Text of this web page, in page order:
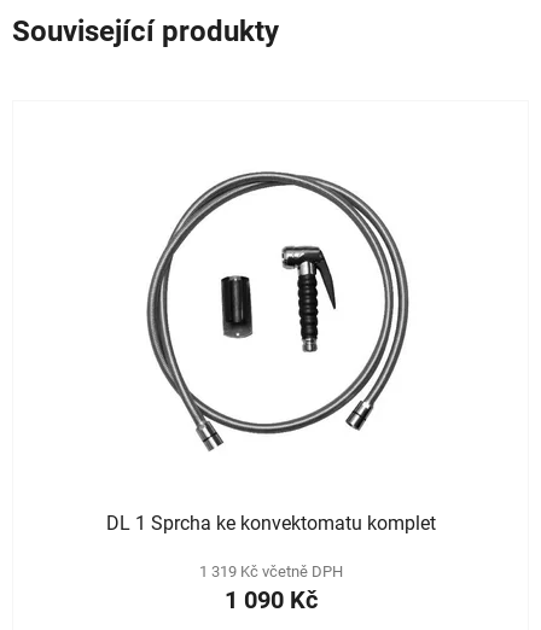
Související produkty
DL 1 Sprcha ke konvektomatu komplet
1 319 Kč včetně DPH
1 090 Kč